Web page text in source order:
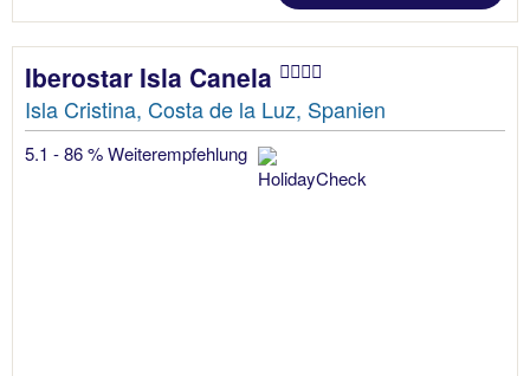
Iberostar Isla Canela
Isla Cristina, Costa de la Luz, Spanien
5.1 - 86 % Weiterempfehlung